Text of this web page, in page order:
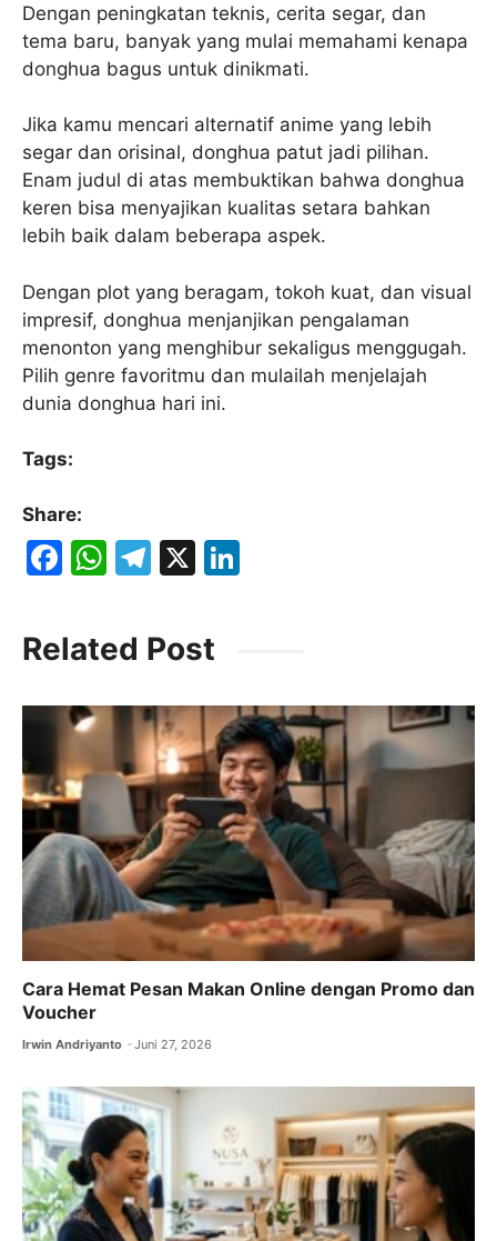
Dengan peningkatan teknis, cerita segar, dan
tema baru, banyak yang mulai memahami kenapa
donghua bagus untuk dinikmati.
Jika kamu mencari alternatif anime yang lebih
segar dan orisinal, donghua patut jadi pilihan.
Enam judul di atas membuktikan bahwa donghua
keren bisa menyajikan kualitas setara bahkan
lebih baik dalam beberapa aspek.
Dengan plot yang beragam, tokoh kuat, dan visual
impresif, donghua menjanjikan pengalaman
menonton yang menghibur sekaligus menggugah.
Pilih genre favoritmu dan mulailah menjelajah
dunia donghua hari ini.
Tags:
Share:
F
c
e
b
o
o
k
W
at
s
A
p
p
T
e
gr
a
m
X
dI
n
Related Post
Cara Hemat Pesan Makan Online dengan Promo dan
Voucher
Irwin Andriyanto Juni 27, 2026